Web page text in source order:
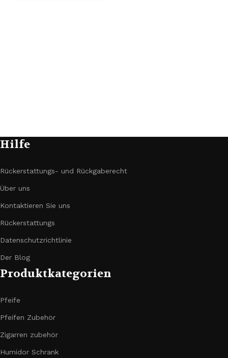
Hilfe
Rückerstattungs- und Rückgaberecht
Über uns
Kontaktieren Sie uns
Rückerstattungs
Datenschutzrichtlinie
Der Blog
Produktkategorien
Pfeife
Pfeifen Zubehör
Zigarren zubehör
Humidor Schrank